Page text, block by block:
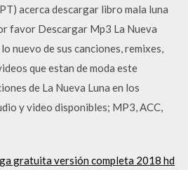
acerca descargar libro mala luna
favor Descargar Mp3 La Nueva
nuevo de sus canciones, remixes,
que estan de moda este
de La Nueva Luna en los
y video disponibles; MP3, ACC,
gratuita versión completa 2018 hd